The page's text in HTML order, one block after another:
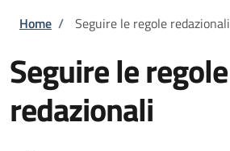
Briciole di pane
Home / Seguire le regole redazionali
Seguire le regole
redazionali